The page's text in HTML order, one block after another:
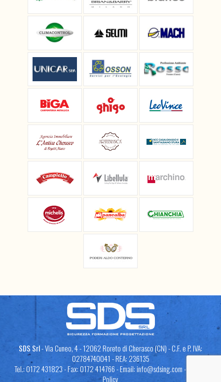
SDS Srl- Via Cuneo, 4 - 12062 Roreto di Cherasco (CN) - C.F. e P. IVA:
02784740041 - REA: 236135
Tel.: 0172 431823 - Fax: 0172 414766 - Email:info@sdsing.com-
Policy